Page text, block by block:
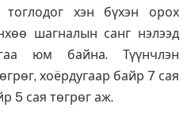
хэн бүхэн орох
шагналын санг нэлээд
юм байна. Түүнчлэн
хоёрдугаар байр 7 сая
5 сая төгрөг аж.